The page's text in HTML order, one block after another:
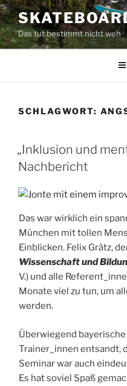
Zum
Inhalt
springenDas tut bestimmt nicht weh
SCHLAGWORT:
„Inklusion und
Nachbericht
Das war wirklich ein
München mit tollen
Einblicken. Felix Grätz,
Wissenschaft und
V.) und alle
Monate viel zu tun, um
werden.
Überwiegend
Trainer_innen entsandt,
Seminar war auch
Es hat soviel Spaß